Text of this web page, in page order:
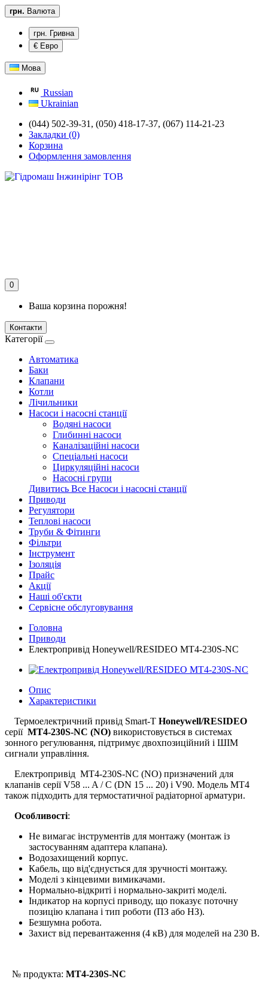
грн. Валюта
грн. Гривна
€ Евро
Мова
Russian
Ukrainian
(044) 502-39-31, (050) 418-17-37, (067) 114-21-23
Закладки (0)
Корзина
Оформлення замовлення
0
Ваша корзина порожня!
Контакти
Категорії
Автоматика
Баки
Клапани
Котли
Лічильники
Насоси і насосні станції
Водяні насоси
Глибинні насоси
Каналізаційні насоси
Спеціальні насоси
Циркуляційні насоси
Насосні групи
Дивитись Все Насоси і насосні станції
Приводи
Регулятори
Теплові насоси
Труби & Фітинги
Фільтри
Інструмент
Ізоляція
Прайс
Акції
Наші об'єкти
Сервісне обслуговування
Головна
Приводи
Електропривід Honeywell/RESIDEO MT4-230S-NC
Опис
Характеристики
Термоелектричний привід Smart-T Honeywell/RESIDEO
серії MT4-230S-NC (NO) використовується в системах
зонного регулювання, підтримує двохпозиційний і ШІМ
сигнали управління.
Електропривід MT4-230S-NC (NO) призначений для
клапанів серії V58 ... A / C (DN 15 ... 20) і V90. Модель MT4
також підходить для термостатичної радіаторної арматури.
Особливості:
Не вимагає інструментів для монтажу (монтаж із
застосуванням адаптера клапана).
Водозахищений корпус.
Кабель, що від'єднується для зручності монтажу.
Моделі з кінцевими вимикачами.
Нормально-відкриті і нормально-закриті моделі.
Індикатор на корпусі приводу, що показує поточну
позицію клапана і тип роботи (ПЗ або НЗ).
Безшумна робота.
Захист від перевантаження (4 кВ) для моделей на 230 В.
№ продукта: MT4-230S-NC